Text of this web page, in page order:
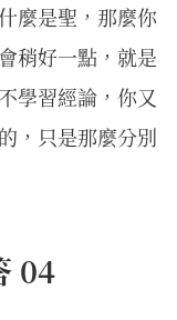
麼是聖，那麼你
稍好一點，就是
學習經論，你又
，只是那麼分別
04